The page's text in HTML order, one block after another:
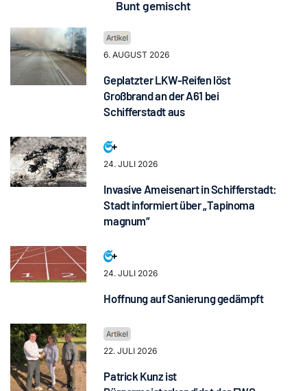
Bunt gemischt
6. AUGUST 2026
Geplatzter LKW-Reifen löst
Großbrand an der A61 bei
Schifferstadt aus
24. JULI 2026
Invasive Ameisenart in Schifferstadt:
Stadt informiert über „Tapinoma
magnum“
24. JULI 2026
Hoffnung auf Sanierung gedämpft
22. JULI 2026
Patrick Kunz ist